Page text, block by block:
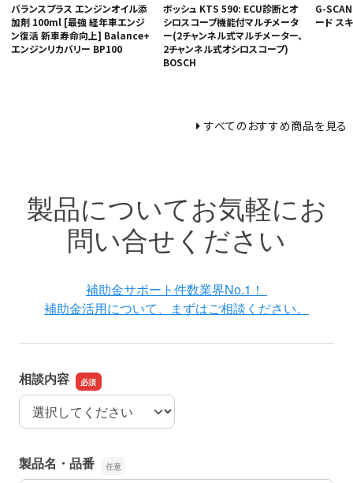
バランスプラス エンジンオイル添
加剤 100ml [最強 経年車エンジ
ン復活 新車寿命向上] Balance+
エンジンリカバリー BP100
ボッシュ KTS 590: ECU診断とオ
シロスコープ機能付マルチメータ
ー(2チャンネル式マルチメーター、
2チャンネル式オシロスコープ)
BOSCH
G-
ード ス
すべてのおすすめ商品を見る